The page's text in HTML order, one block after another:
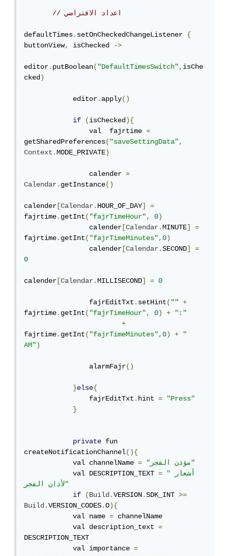
// اعداد الافتراضي
defaultTimes.setOnCheckedChangeListener {
buttonView, isChecked ->
editor.putBoolean("DefaultTimesSwitch",isChe
cked)
            editor
.apply()
if (isChecked){
                val  fajrtime
=
getSharedPreferences("saveSettingData",
Context.MODE_PRIVATE)
                calender
=
Calendar.getInstance()
calender [Calendar.HOUR_OF_DAY]
=
fajrtime.getInt("fajrTimeHour", 0)
                calender
[Calendar.MINUTE]
=
fajrtime.getInt("fajrTimeMinutes",0)
                calender
[Calendar.SECOND]
=
0
calender [Calendar.MILLISECOND] = 0
                fajrEditTxt
.setHint(""
+
fajrtime.getInt("fajrTimeHour", 0) +
":"
+
fajrtime.getInt("fajrTimeMinutes",0) +
"
AM")
                alarmFajr
()
}else{
                fajrEditTxt
.hint =
"Press"
}
private fun
createNotificationChannel(){
            val channelName
=
"مؤذن الفجر"
            val DESCRIPTION_TEXT
=
"أشعار
لأذان الفجر"
if
(Build.VERSION.SDK_INT >=
Build.VERSION_CODES.O){
            val name
= channelName
            val description_text
=
DESCRIPTION_TEXT
            val importance
=